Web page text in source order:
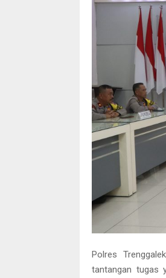
Polres
tantangan tugas